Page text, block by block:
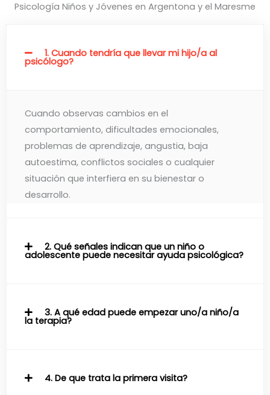
Psicología Niños y Jóvenes en Argentona y el Maresme
1. Cuando tendría que llevar mi hijo/a al
psicólogo?
Cuando observas cambios en el
comportamiento, dificultades emocionales,
problemas de aprendizaje, angustia, baja
autoestima, conflictos sociales o cualquier
situación que interfiera en su bienestar o
desarrollo.
2. Qué señales indican que un niño o
adolescente puede necesitar ayuda psicológica?
3. A qué edad puede empezar uno/a niño/a
la terapia?
4. De que trata la primera visita?